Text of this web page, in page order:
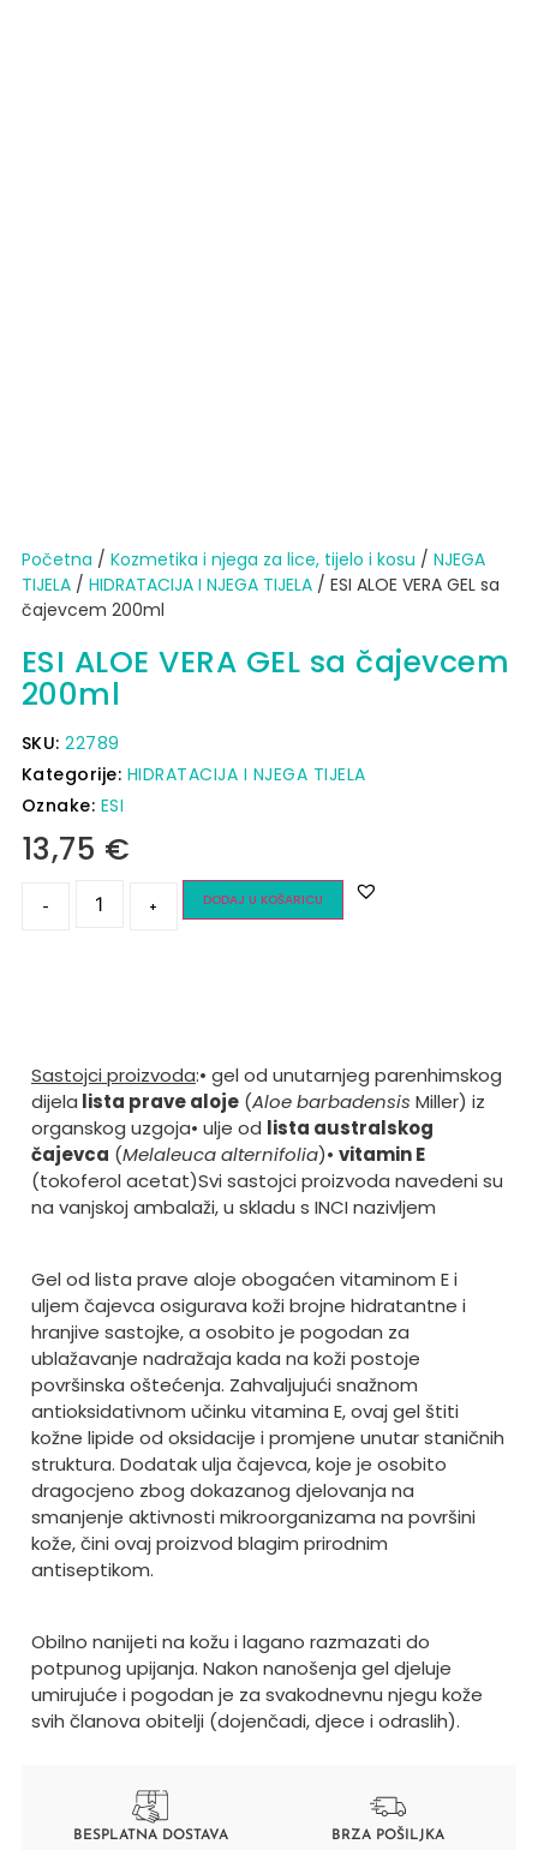
Početna / Kozmetika i njega za lice, tijelo i kosu / NJEGA
TIJELA/ HIDRATACIJA I NJEGA TIJELA/ ESI ALOE VERA GEL sa
čajevcem 200ml
ESI ALOE VERA GEL sa čajevcem
200ml
SKU:22789
Kategorije: HIDRATACIJA I NJEGA TIJELA
Oznake: ESI
13,75 €
- + DODAJ U KOŠARICU
Sastojci proizvoda:• gel od unutarnjeg parenhimskog
dijela lista prave aloje(Aloebarbadensis Miller) iz
organskog uzgoja• ulje od lista australskog
čajevca (Melaleuca alternifolia)• vitamin E
(tokoferol acetat)Svi sastojci proizvoda navedeni su
na vanjskoj ambalaži, u skladu s INCI nazivljem
Gel od lista prave aloje obogaćen vitaminom E i
uljem čajevca osigurava koži brojne hidratantne i
hranjive sastojke, a osobito je pogodan za
ublažavanje nadražaja kada na koži postoje
površinska oštećenja. Zahvaljujući snažnom
antioksidativnom učinku vitamina E, ovaj gel štiti
kožne lipide od oksidacije i promjene unutar staničnih
struktura. Dodatak ulja čajevca, koje je osobito
dragocjeno zbog dokazanog djelovanja na
smanjenje aktivnosti mikroorganizama na površini
kože, čini ovaj proizvod blagim prirodnim
antiseptikom.
Obilno nanijeti na kožu i lagano razmazati do
potpunog upijanja. Nakon nanošenja gel djeluje
umirujuće i pogodan je za svakodnevnu njegu kože
svih članova obitelji (dojenčadi, djece i odraslih).
BESPLATNA DOSTAVA BRZA POŠILJKA